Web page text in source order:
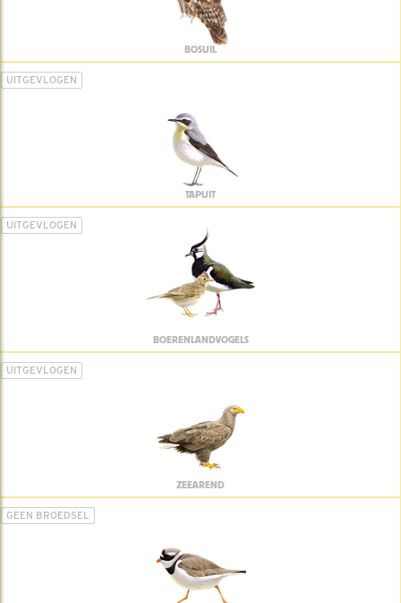
BOSUIL
UITGEVLOGEN
TAPUIT
UITGEVLOGEN
BOERENLANDVOGELS
UITGEVLOGEN
ZEEAREND
GEEN BROEDSEL